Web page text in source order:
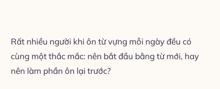
Rất nhiều người khi ôn từ vựng mỗi ngày đều có
cùng một thắc mắc: nên bắt đầu bằng từ mới, hay
nên làm phần ôn lại trước?